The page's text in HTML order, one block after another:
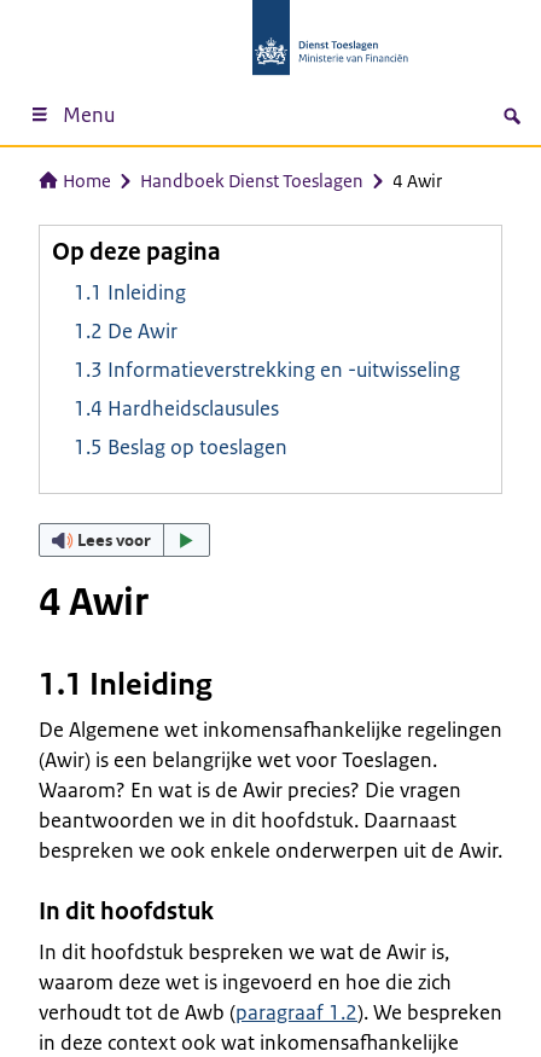
Menu
Home Handboek Dienst Toeslagen 4 Awir
Op deze pagina
1.1 Inleiding
1.2 De Awir
1.3 Informatieverstrekking en -uitwisseling
1.4 Hardheidsclausules
1.5 Beslag op toeslagen
Lees voor
4 Awir
1.1 Inleiding
De Algemene wet inkomensafhankelijke regelingen
(Awir) is een belangrijke wet voor Toeslagen.
Waarom? En wat is de Awir precies? Die vragen
beantwoorden we in dit hoofdstuk. Daarnaast
bespreken we ook enkele onderwerpen uit de Awir.
In dit hoofdstuk
In dit hoofdstuk bespreken we wat de Awir is,
waarom deze wet is ingevoerd en hoe die zich
verhoudt tot de Awb (paragraaf 1.2). We bespreken
in deze context ook wat inkomensafhankelijke